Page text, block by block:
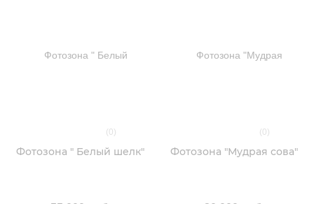
(0)
Фотозона " Белый шелк"
(0)
Фотозона "Мудрая сова"